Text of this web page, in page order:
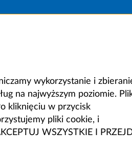
wykorzystanie i
na najwyższym poziomie.
kliknięciu w przycisk
pliki cookie, i
WSZYSTKIE I